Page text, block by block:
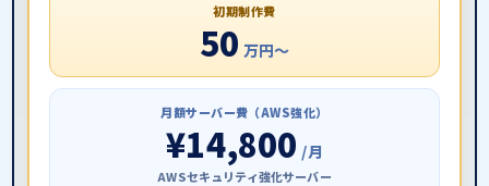
初期制作費
50 万円〜
月額サーバー費（AWS強化）
¥14,800 /月
AWSセキュリティ強化サーバー